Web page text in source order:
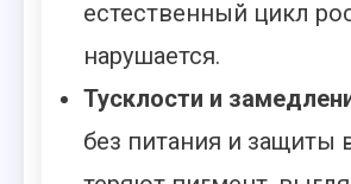
естественный цикл
нарушается.
Тусклости и
без питания и защиты